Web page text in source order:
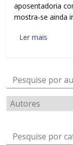
aposentadoria
mostra-se ainda
Ler mais
Pesquise por
Pesquise por